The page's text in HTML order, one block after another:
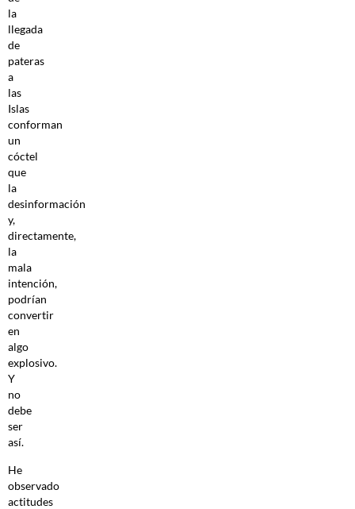
la
llegada
de
pateras
a
las
Islas
conforman
un
cóctel
que
la
desinformación
y,
directamente,
la
mala
intención,
podrían
convertir
en
algo
explosivo.
Y
no
debe
ser
así.
He
observado
actitudes